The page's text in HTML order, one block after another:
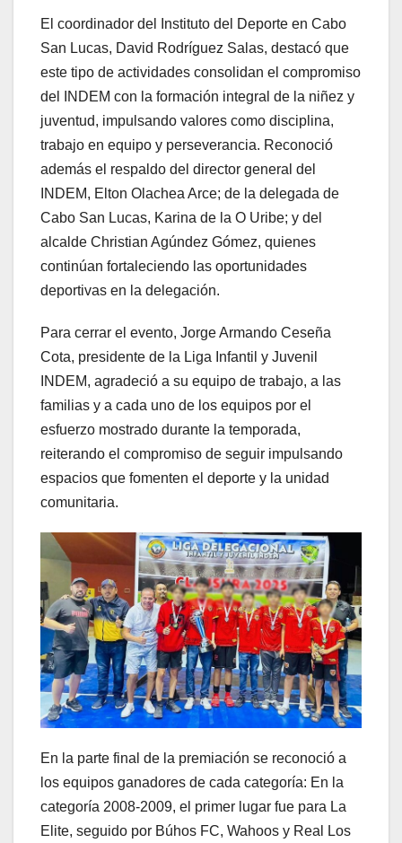
El coordinador del Instituto del Deporte en Cabo
San Lucas, David Rodríguez Salas, destacó que
este tipo de actividades consolidan el compromiso
del INDEM con la formación integral de la niñez y
juventud, impulsando valores como disciplina,
trabajo en equipo y perseverancia. Reconoció
además el respaldo del director general del
INDEM, Elton Olachea Arce; de la delegada de
Cabo San Lucas, Karina de la O Uribe; y del
alcalde Christian Agúndez Gómez, quienes
continúan fortaleciendo las oportunidades
deportivas en la delegación.
Para cerrar el evento, Jorge Armando Ceseña
Cota, presidente de la Liga Infantil y Juvenil
INDEM, agradeció a su equipo de trabajo, a las
familias y a cada uno de los equipos por el
esfuerzo mostrado durante la temporada,
reiterando el compromiso de seguir impulsando
espacios que fomenten el deporte y la unidad
comunitaria.
En la parte final de la premiación se reconoció a
los equipos ganadores de cada categoría: En la
categoría 2008-2009, el primer lugar fue para La
Elite, seguido por Búhos FC, Wahoos y Real Los